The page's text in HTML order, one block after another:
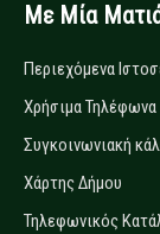
Με Μία
Περιεχόμενα
Χρήσιμα Τηλέφωνα
Συγκοινωνιακή
Χάρτης Δήμου
Τηλεφωνικός